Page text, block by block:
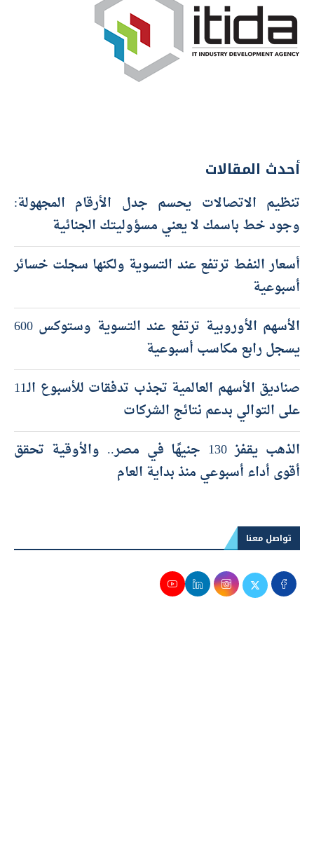
أحدث المقالات
تنظيم الاتصالات يحسم جدل الأرقام المجهولة:
وجود خط باسمك لا يعني مسؤوليتك الجنائية
أسعار النفط ترتفع عند التسوية ولكنها سجلت خسائر
أسبوعية
الأسهم الأوروبية ترتفع عند التسوية وستوكس 600
يسجل رابع مكاسب أسبوعية
صناديق الأسهم العالمية تجذب تدفقات للأسبوع الـ11
على التوالي بدعم نتائج الشركات
الذهب يقفز 130 جنيهًا في مصر.. والأوقية تحقق
أقوى أداء أسبوعي منذ بداية العام
تواصل معنا